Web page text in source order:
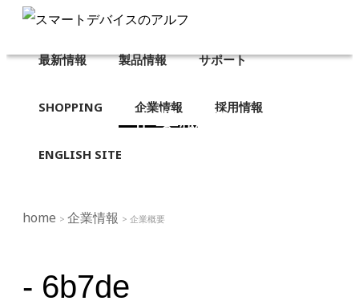
最新情報 製品情報 サポート
SHOPPING 企業情報 採用情報
ENGLISH SITE
企業概要
home > 企業情報 > 企業概要
- 6b7de